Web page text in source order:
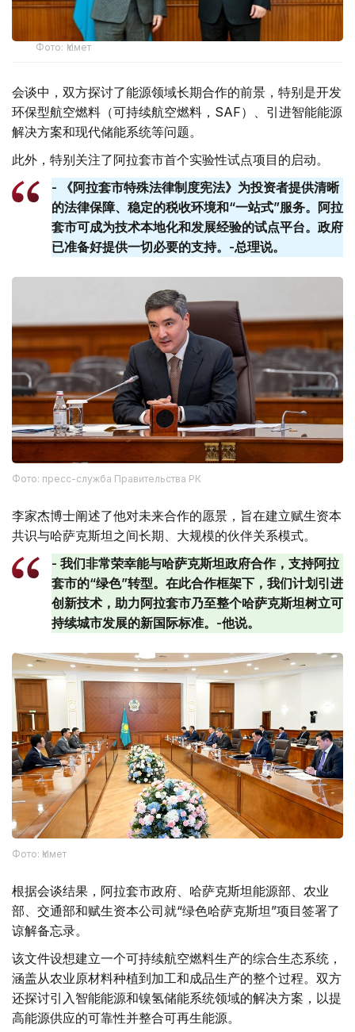
Фото: Үкімет
会谈中，双方探讨了能源领域长期合作的前景，特别是开发
环保型航空燃料（可持续航空燃料，SAF）、引进智能能源
解决方案和现代储能系统等问题。
此外，特别关注了阿拉套市首个实验性试点项目的启动。
- 《阿拉套市特殊法律制度宪法》为投资者提供清晰
的法律保障、稳定的税收环境和“一站式”服务。阿拉
套​​市可成为技术本地化和发展经验的试点平台。政府
已准备好提供一切必要的支持。-总理说。
Фото: пресс-служба Правительства РК
李家杰博士阐述了他对未来合作的愿景，旨在建立赋生资本
共识与哈萨克斯坦之间长期、大规模的伙伴关系模式。
- 我们非常荣幸能与哈萨克斯坦政府合作，支持阿拉
套市的“绿色”转型。在此合作框架下，我们计划引进
创新技术，助力阿拉套市乃至整个哈萨克斯坦树立可
持续城市发展的新国际标准。-他说。
Фото: Үкімет
根据会谈结果，阿拉套市政府、哈萨克斯坦能源部、农业
部、交通部和赋生资本公司就“绿色哈萨克斯坦”项目签署了
谅解备忘录。
该文件设想建立一个可持续航空燃料生产的综合生态系统，
涵盖从农业原材料种植到加工和成品生产的整个过程。双方
还探讨引入智能能源和镍氢储能系统领域的解决方案，以提
高能源供应的可靠性并整合可再生能源。